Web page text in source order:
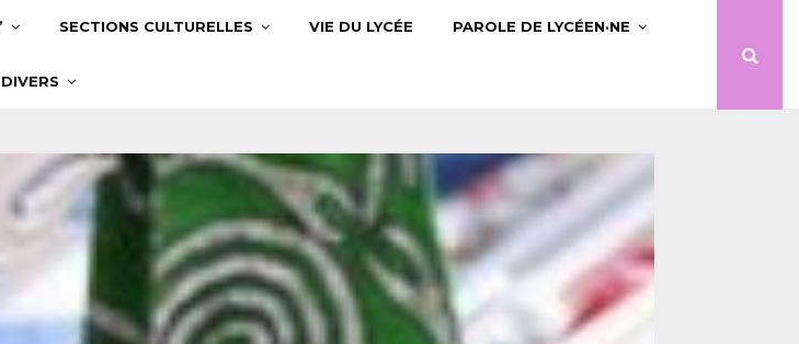
SECTIONS CULTURELLES VIE DU LYCÉE PAROLE DE LYCÉEN·NE
DIVERS